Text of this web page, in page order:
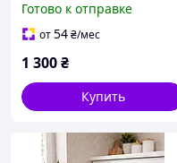
Готово к отправке
от54₴/мес
1 300₴
Купить